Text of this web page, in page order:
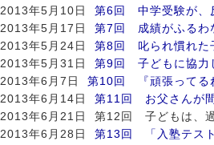
2013年5月10日 第6回 中学受験が、
2013年5月17日 第7回 成績がふるわ
2013年5月24日 第8回 叱られ慣れた
2013年5月31日 第9回 子どもに協力
2013年6月7日 第10回 『頑張ってる
2013年6月14日 第11回 お父さんが
2013年6月21日 第12回 子どもは、過
2013年6月28日 第13回 「入塾テス